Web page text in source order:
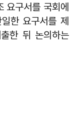
요구서를 국회에
한 요구서를 제
한 뒤 논의하는